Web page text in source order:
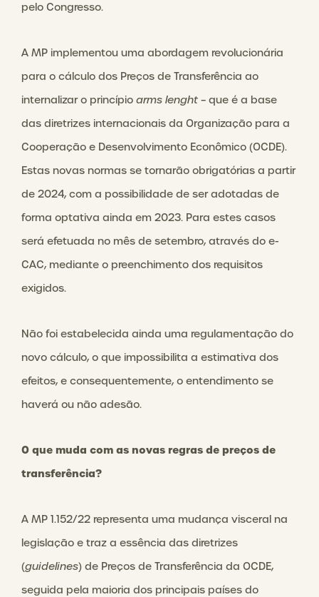
pelo Congresso.
A MP implementou uma abordagem revolucionária
para o cálculo dos Preços de Transferência ao
internalizar o princípio arms lenght – que é a base
das diretrizes internacionais da Organização para a
Cooperação e Desenvolvimento Econômico (OCDE).
Estas novas normas se tornarão obrigatórias a partir
de 2024, com a possibilidade de ser adotadas de
forma optativa ainda em 2023. Para estes casos
será efetuada no mês de setembro, através do e-
CAC, mediante o preenchimento dos requisitos
exigidos.
Não foi estabelecida ainda uma regulamentação do
novo cálculo, o que impossibilita a estimativa dos
efeitos, e consequentemente, o entendimento se
haverá ou não adesão.
O que muda com as novas regras de preços de
transferência?
A MP 1.152/22 representa uma mudança visceral na
legislação e traz a essência das diretrizes
(guidelines) de Preços de Transferência da OCDE,
seguida pela maioria dos principais países do